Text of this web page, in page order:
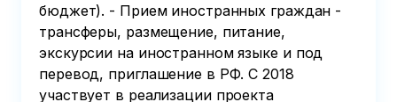
бюджет). - Прием иностранных граждан -
трансферы, размещение, питание,
экскурсии на иностранном языке и под
перевод, приглашение в РФ. С 2018
участвует в реализации проекта